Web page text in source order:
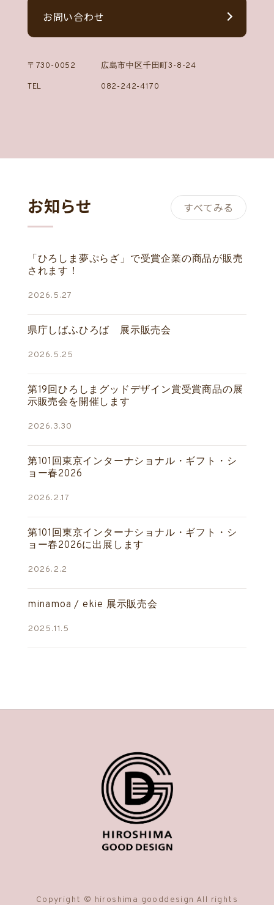
お問い合わせ
〒730-0052 広島市中区千田町3-8-24
TEL 082-242-4170
お知らせ すべてみる
「ひろしま夢ぷらざ」で受賞企業の商品が販売
されます！
2026.5.27
県庁しばふひろば 展示販売会
2026.5.25
第19回ひろしまグッドデザイン賞受賞商品の展
示販売会を開催します
2026.3.30
第101回東京インターナショナル・ギフト・シ
ョー春2026
2026.2.17
第101回東京インターナショナル・ギフト・シ
ョー春2026に出展します
2026.2.2
minamoa / ekie 展示販売会
2025.11.5
Copyright © hiroshima gooddesign All rights